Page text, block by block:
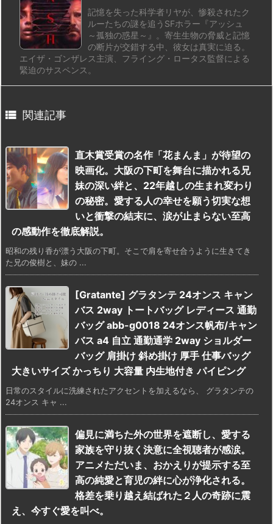
記憶を失った科学者リヤが、惨殺されたク
ルーたちの謎を追うSFホラー『アッシュ
～孤独の惑星～』。寄生生物の脅威と記憶
の断片が交錯する中、彼女は真実に迫る。
エイザ・ゴンザレス主演、フライング・ロータス監督による
緊迫のサスペンス。
 関連記事
直木賞受賞の名作「花まんま」が待望の
映画化。大阪の下町を舞台に描かれる兄
妹の深い絆と、22年越しの生まれ変わり
の秘密。愛する人の幸せを願う切実な想
いと衝撃の結末に、涙が止まらない至高
の感動作を徹底解説。
昭和の残り香が漂う大阪の下町。そこで肩を寄せ合うように生きてき
た兄の俊樹と、妹の ...
[Gratante] グラタンテ 24オンス キャン
バス 2way トートバッグ レディース 通勤
バッグ abb-g0018 24オンス帆布/キャン
バス a4 自立 通勤通学 2way ショルダー
バッグ 肩掛け 斜め掛け 厚手 仕事バッグ
大きいサイズ かっちり 大容量 内生地付き パイピング
日常のスタイルに洗練されたアクセントを加えるなら、 グラタンテの
24オンス キャ ...
偏見に満ちた外の世界を遮断し、愛する
家族を守り抜く決意に全視聴者が感涙。
アニメただいま、おかえりが提示する至
高の純愛と育児の絆に心が浄化される。
格差を乗り越え結ばれた２人の奇跡に震
え、今すぐ愛を叫べ。